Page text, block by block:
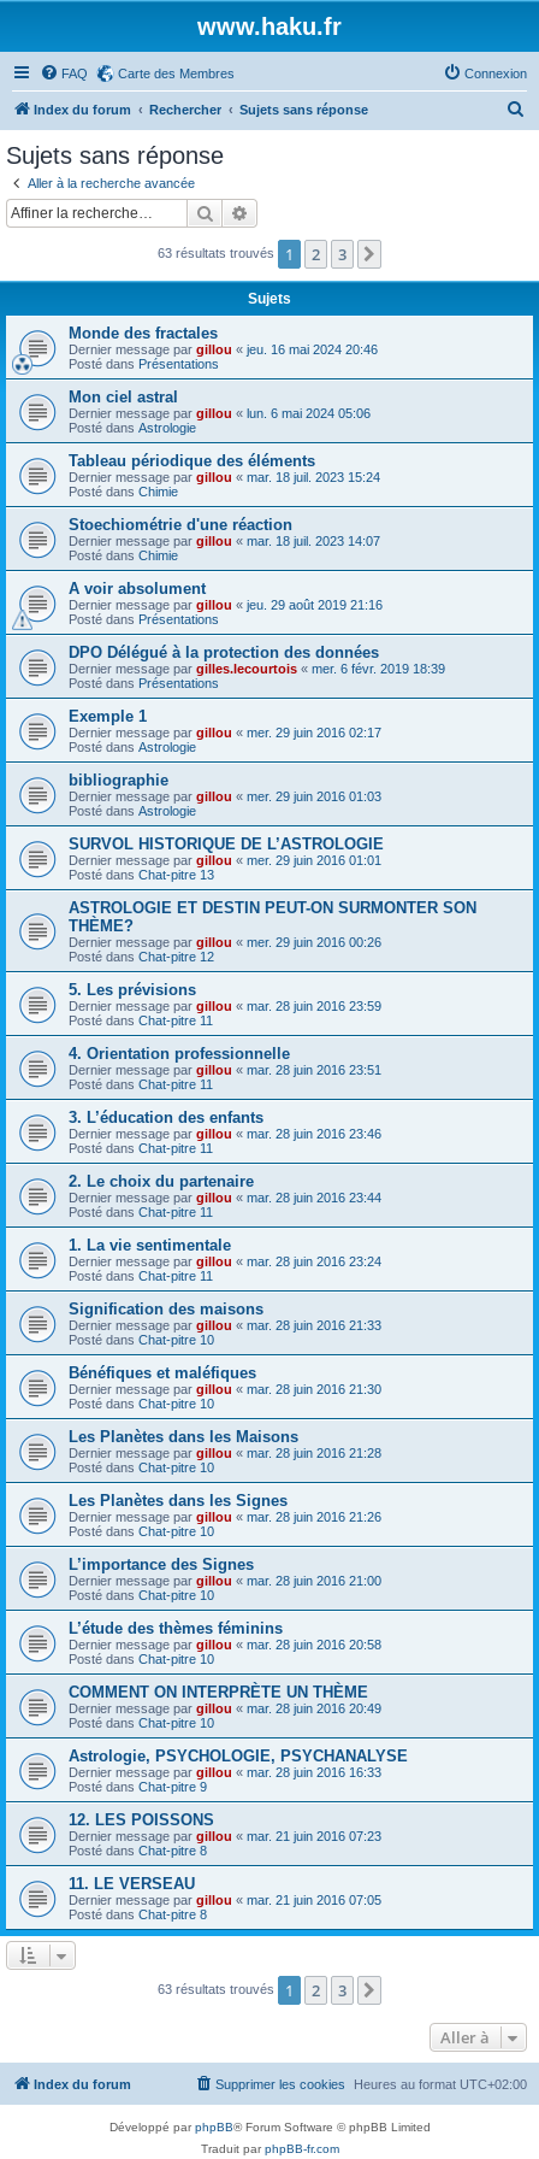
www.haku.fr
FAQ Carte des Membres Connexion
Index du forum Rechercher Sujets sans réponse
c
Sujets sans réponse
Aller à la recherche avancée
Rechercher
63 résultats trouvés 1 2 3
Sujets
Monde des fractales
Dernier message par gillou « jeu. 16 mai 2024 20:46
Posté dans Présentations
Mon ciel astral
Dernier message par gillou « lun. 6 mai 2024 05:06
Posté dans Astrologie
Tableau périodique des éléments
Dernier message par gillou « mar. 18 juil. 2023 15:24
Posté dans Chimie
Stoechiométrie d'une réaction
Dernier message par gillou « mar. 18 juil. 2023 14:07
Posté dans Chimie
A voir absolument
Dernier message par gillou « jeu. 29 août 2019 21:16
Posté dans Présentations
DPO Délégué à la protection des données
Dernier message par gilles.lecourtois « mer. 6 févr. 2019 18:39
Posté dans Présentations
Exemple 1
Dernier message par gillou « mer. 29 juin 2016 02:17
Posté dans Astrologie
bibliographie
Dernier message par gillou « mer. 29 juin 2016 01:03
Posté dans Astrologie
SURVOL HISTORIQUE DE L’ASTROLOGIE
Dernier message par gillou « mer. 29 juin 2016 01:01
Posté dans Chat-pitre 13
ASTROLOGIE ET DESTIN PEUT-ON SURMONTER SON
THÈME?
Dernier message par gillou « mer. 29 juin 2016 00:26
Posté dans Chat-pitre 12
5. Les prévisions
Dernier message par gillou « mar. 28 juin 2016 23:59
Posté dans Chat-pitre 11
4. Orientation professionnelle
Dernier message par gillou « mar. 28 juin 2016 23:51
Posté dans Chat-pitre 11
3. L’éducation des enfants
Dernier message par gillou « mar. 28 juin 2016 23:46
Posté dans Chat-pitre 11
2. Le choix du partenaire
Dernier message par gillou « mar. 28 juin 2016 23:44
Posté dans Chat-pitre 11
1. La vie sentimentale
Dernier message par gillou « mar. 28 juin 2016 23:24
Posté dans Chat-pitre 11
Signification des maisons
Dernier message par gillou « mar. 28 juin 2016 21:33
Posté dans Chat-pitre 10
Bénéfiques et maléfiques
Dernier message par gillou « mar. 28 juin 2016 21:30
Posté dans Chat-pitre 10
Les Planètes dans les Maisons
Dernier message par gillou « mar. 28 juin 2016 21:28
Posté dans Chat-pitre 10
Les Planètes dans les Signes
Dernier message par gillou « mar. 28 juin 2016 21:26
Posté dans Chat-pitre 10
L’importance des Signes
Dernier message par gillou « mar. 28 juin 2016 21:00
Posté dans Chat-pitre 10
L’étude des thèmes féminins
Dernier message par gillou « mar. 28 juin 2016 20:58
Posté dans Chat-pitre 10
COMMENT ON INTERPRÈTE UN THÈME
Dernier message par gillou « mar. 28 juin 2016 20:49
Posté dans Chat-pitre 10
Astrologie, PSYCHOLOGIE, PSYCHANALYSE
Dernier message par gillou « mar. 28 juin 2016 16:33
Posté dans Chat-pitre 9
12. LES POISSONS
Dernier message par gillou « mar. 21 juin 2016 07:23
Posté dans Chat-pitre 8
11. LE VERSEAU
Dernier message par gillou « mar. 21 juin 2016 07:05
Posté dans Chat-pitre 8
63 résultats trouvés 1 2 3
Aller à
Index du forum Heures au format UTC+02:00
Supprimer les cookies
Développé parphpBB® Forum Software © phpBB Limited
Traduit parphpBB-fr.com